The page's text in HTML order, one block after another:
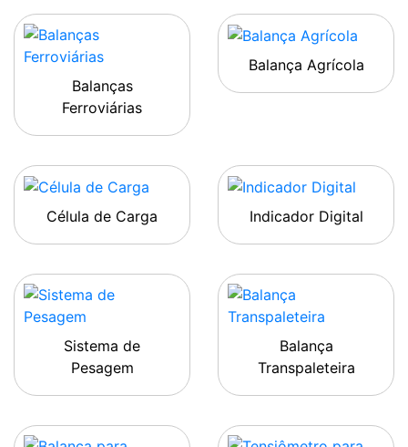
Balanças
Ferroviárias
Balança Agrícola
Célula de Carga Indicador Digital
Sistema de
Pesagem
Balança
Transpaleteira